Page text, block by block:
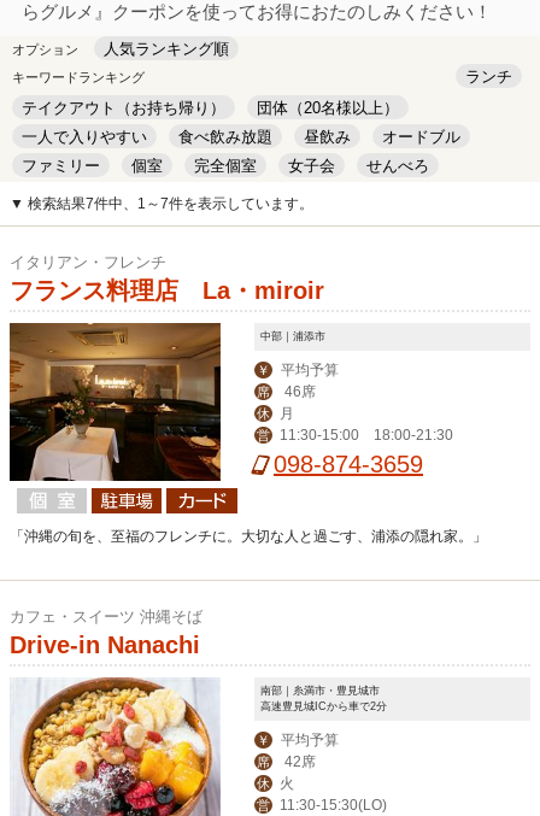
らグルメ』クーポンを使ってお得におたのしみください！
オプション 人気ランキング順
キーワードランキング
ランチ
テイクアウト（お持ち帰り）
団体（20名様以上）
一人で入りやすい
食べ飲み放題 昼飲み
オードブル
ファミリー
個室 完全個室 女子会
せんべろ
キッズルーム
安い デート
▼ 検索結果7件中、1～7件を表示しています。
イタリアン・フレンチ
フランス料理店 La・miroir
中部｜浦添市
￥ 平均予算
席 46席
休 月
営 11:30-15:00 18:00-21:30
098-874-3659
「沖縄の旬を、至福のフレンチに。大切な人と過ごす、浦添の隠れ家。」
カフェ・スイーツ 沖縄そば
Drive-in Nanachi
南部｜糸満市・豊見城市
高速豊見城ICから車で2分
￥ 平均予算
席 42席
休 火
営 11:30-15:30(LO)